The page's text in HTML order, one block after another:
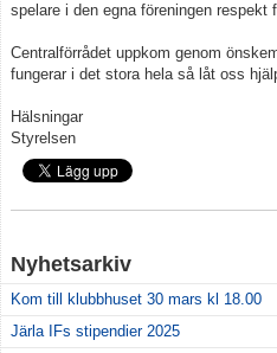
spelare i den egna föreningen respekt
Centralförrådet uppkom genom
fungerar i det stora hela så låt oss
Hälsningar
Styrelsen
Nyhetsarkiv
Kom till klubbhuset 30 mars kl 18.00
Järla IFs stipendier 2025